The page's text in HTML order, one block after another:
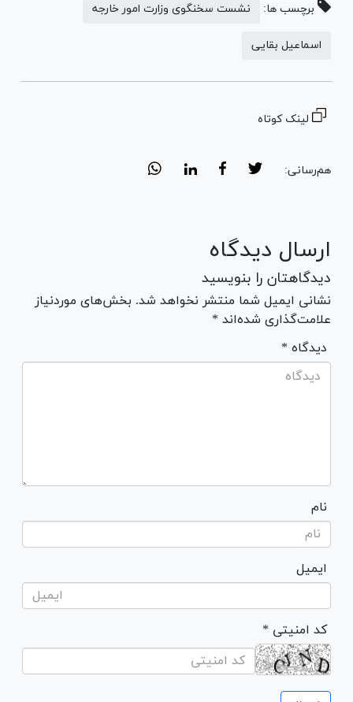
برچسب ها: نشست سخنگوی وزارت امور خارجه
اسماعیل بقایی
لینک کوتاه
هم‌رسانی:
ارسال دیدگاه
دیدگاهتان را بنویسید
نشانی ایمیل شما منتشر نخواهد شد. بخش‌های موردنیاز
علامت‌گذاری شده‌اند *
* دیدگاه
نام
ایمیل
* کد امنیتی